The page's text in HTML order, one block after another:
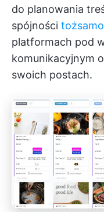
do planowania
spójności
platformach pod
komunikacyjnym
swoich postach.